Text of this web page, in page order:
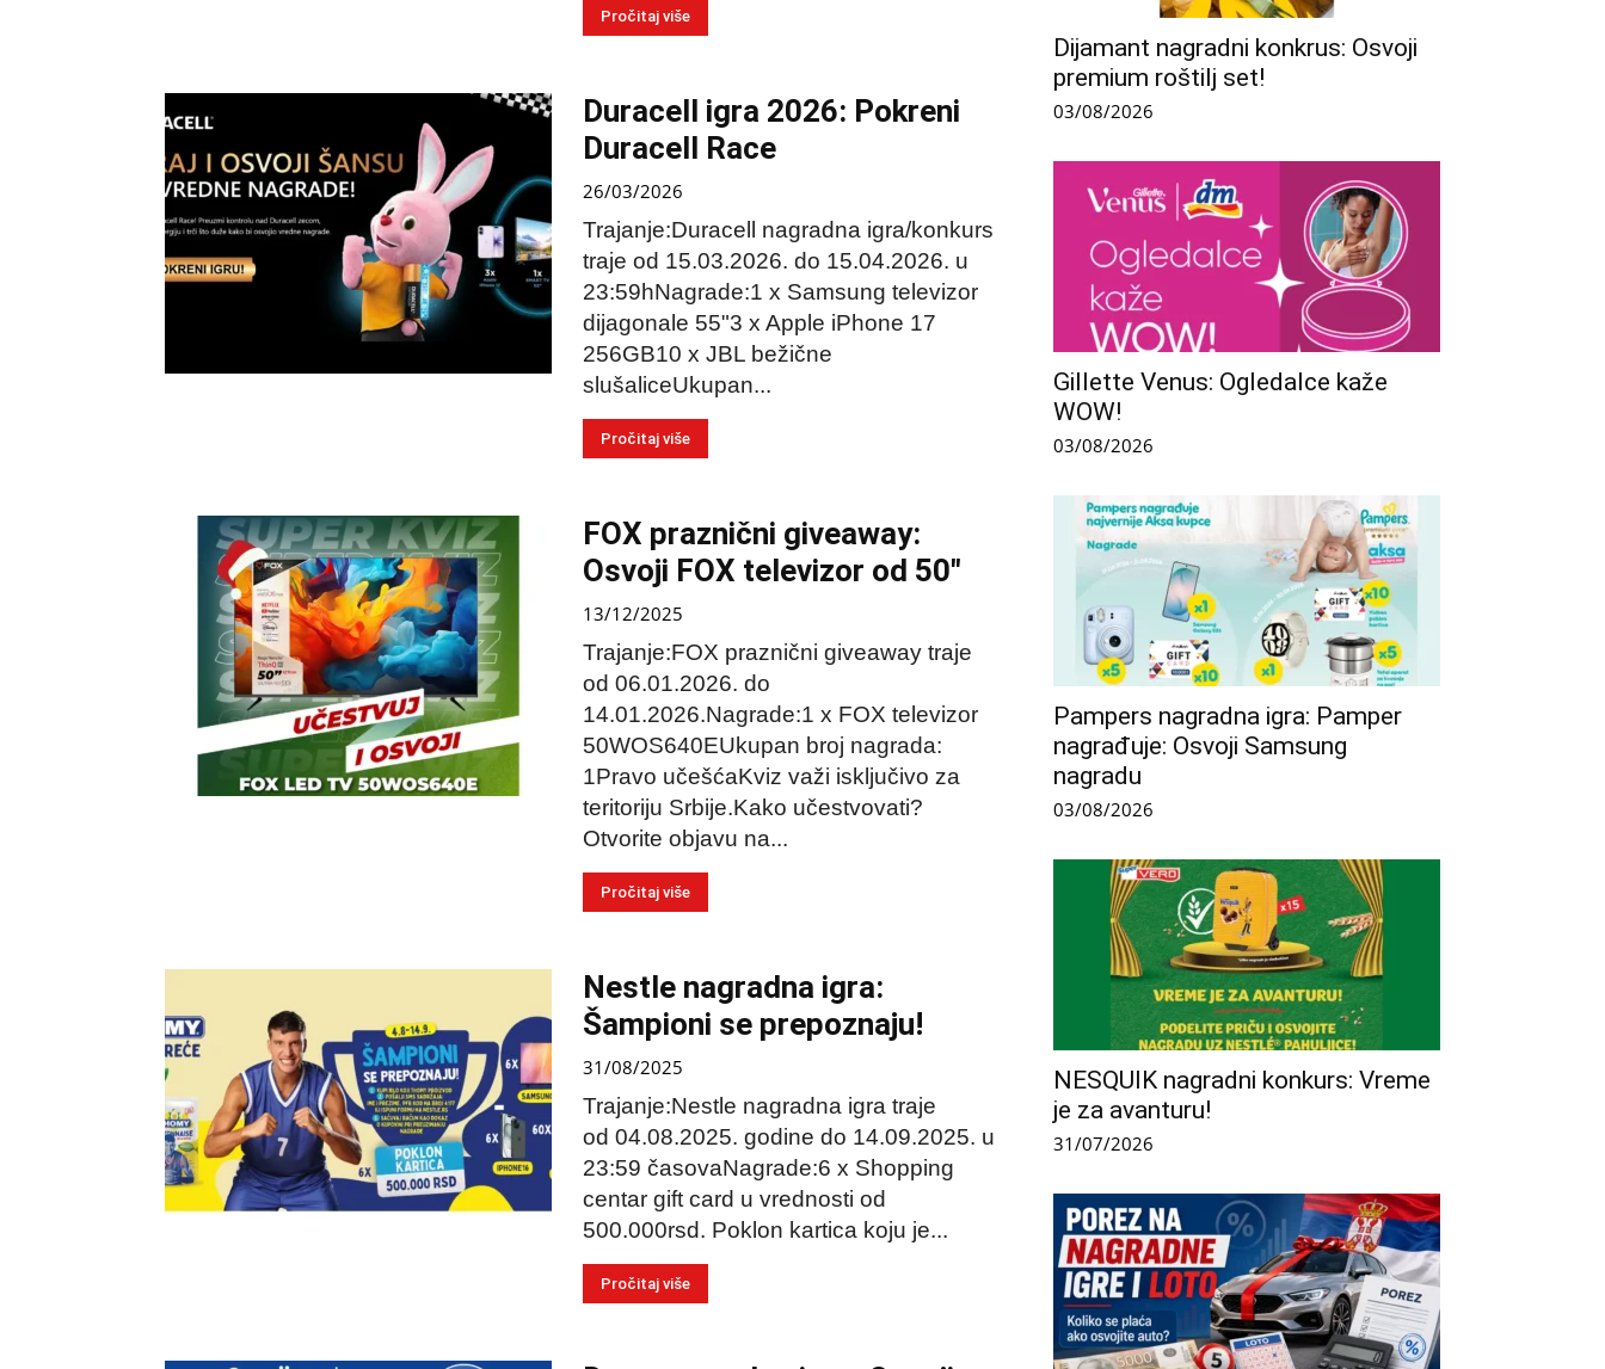
Pročitaj više
Duracell igra 2026: Pokreni
Duracell Race
26/03/2026
Trajanje:Duracell nagradna igra/konkurs
traje od 15.03.2026. do 15.04.2026. u
23:59hNagrade:1 x Samsung televizor
dijagonale 55"3 x Apple iPhone 17
256GB10 x JBL bežične
slušaliceUkupan...
Pročitaj više
FOX praznični giveaway:
Osvoji FOX televizor od 50″
13/12/2025
Trajanje:FOX praznični giveaway traje
od 06.01.2026. do
14.01.2026.Nagrade:1 x FOX televizor
50WOS640EUkupan broj nagrada:
1Pravo učešćaKviz važi isključivo za
teritoriju Srbije.Kako učestvovati?
Otvorite objavu na...
Pročitaj više
Nestle nagradna igra:
Šampioni se prepoznaju!
31/08/2025
Trajanje:Nestle nagradna igra traje
od 04.08.2025. godine do 14.09.2025. u
23:59 časovaNagrade:6 x Shopping
centar gift card u vrednosti od
500.000rsd. Poklon kartica koju je...
Pročitaj više
Dijamant nagradni konkrus: Osvoji
premium roštilj set!
03/08/2026
Gillette Venus: Ogledalce kaže
WOW!
03/08/2026
Pampers nagradna igra: Pamper
nagrađuje: Osvoji Samsung
nagradu
03/08/2026
NESQUIK nagradni konkurs: Vreme
je za avanturu!
31/07/2026